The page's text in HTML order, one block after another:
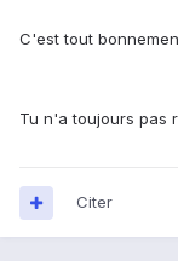
C'est tout
Tu n'a toujours pas
Citer